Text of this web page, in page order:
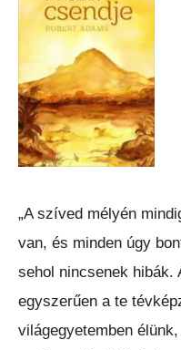
„A szíved mélyén
van, és minden úgy
sehol nincsenek hibák.
egyszerűen a te
világegyetemben